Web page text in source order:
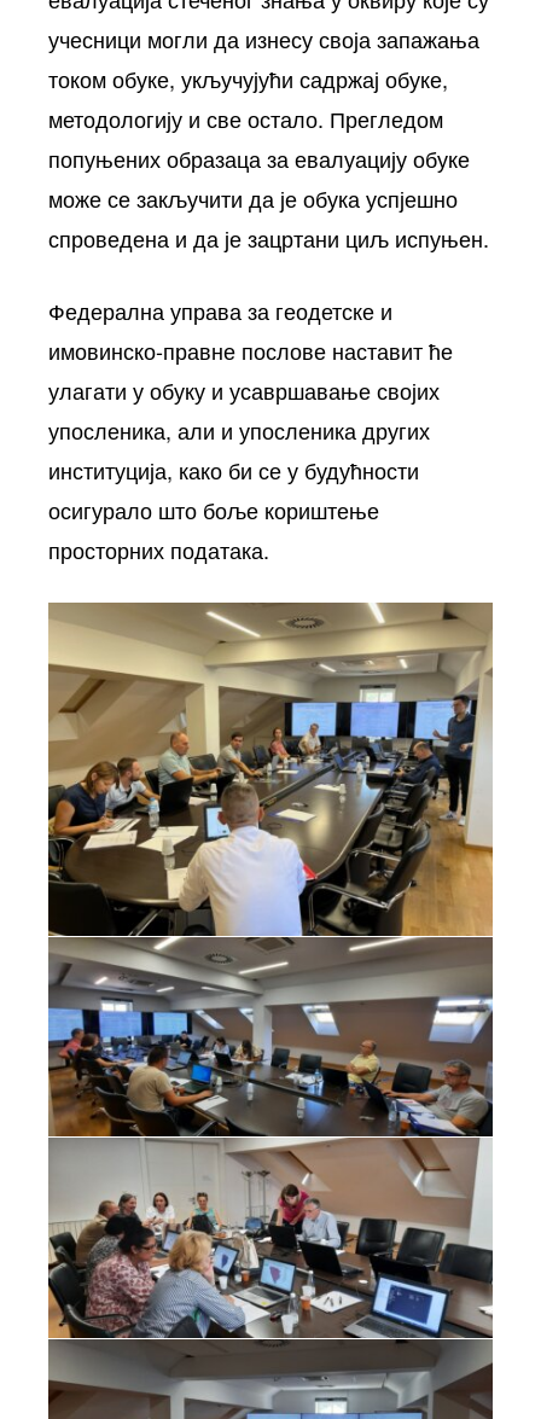
учесници могли да изнесу своја запажања
током обуке, укључујући садржај обуке,
методологију и све остало. Прегледом
попуњених образаца за евалуацију обуке
може се закључити да је обука успјешно
спроведена и да је зацртани циљ испуњен.
Федерална управа за геодетске и
имовинско-правне послове наставит ће
улагати у обуку и усавршавање својих
упосленика, али и упосленика других
институција, како би се у будућности
осигурало што боље кориштење
просторних података.